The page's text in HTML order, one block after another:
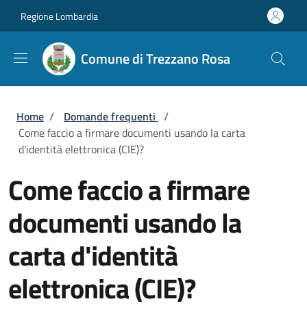
Regione Lombardia
Comune di Trezzano Rosa
Briciole di pane
Home / Domande frequenti /
Come faccio a firmare documenti usando la carta
d'identità elettronica (CIE)?
Come faccio a firmare
documenti usando la
carta d'identità
elettronica (CIE)?